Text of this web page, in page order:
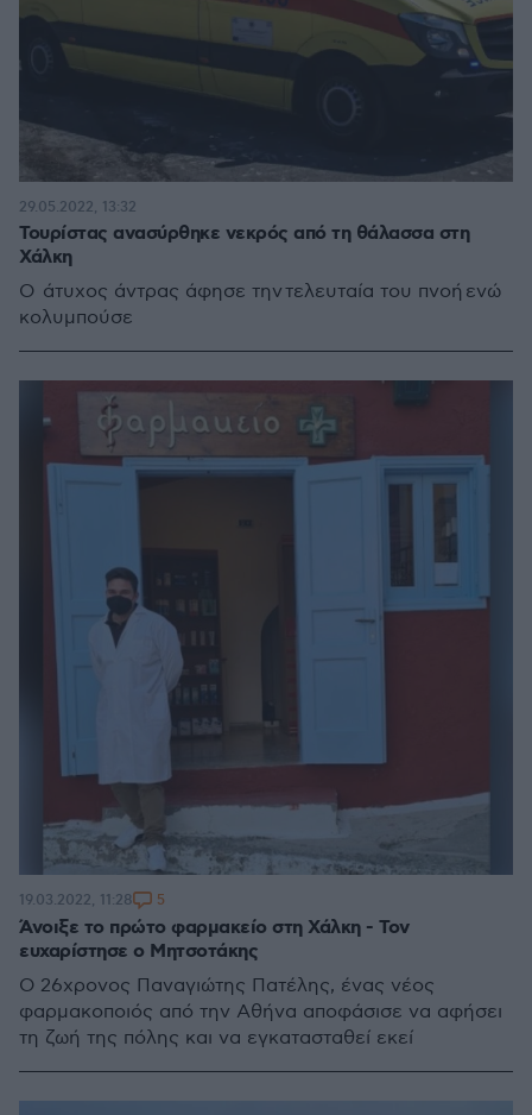
Τουρίστας ανασύρθηκε νεκρός από τη θάλασσα στη
Χάλκη
Ο άτυχος άντρας άφησε την τελευταία του πνοή ενώ
κολυμπούσε
29.05.2022, 13:32
Άνοιξε το πρώτο φαρμακείο στη Χάλκη - Τον
ευχαρίστησε ο Μητσοτάκης
O 26χρονος Παναγιώτης Πατέλης, ένας νέος
φαρμακοποιός από την Αθήνα αποφάσισε να αφήσει
τη ζωή της πόλης και να εγκατασταθεί εκεί
19.03.2022, 11:28 5